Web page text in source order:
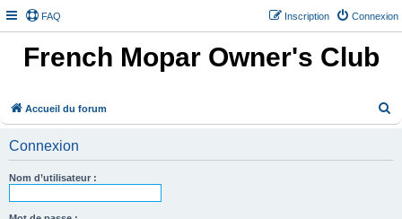
FAQ Connexion
Inscription
French Mopar Owner's Club
Accueil du forum
Connexion
Nom d’utilisateur :